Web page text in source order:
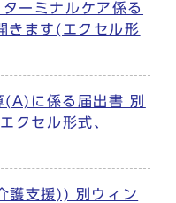
ーミナルケア係る
きます(エクセル形
に係る届出書 別
クセル形式、
護支援)) 別ウィン